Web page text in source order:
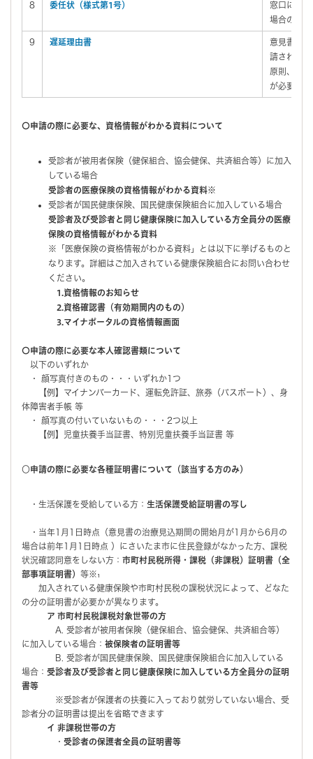
8 委任状（様式第1号）
窓口にお
場合のみ
9 遅延理由書
意見書の
請される
原則、本
が必要と
〇申請の際に必要な、資格情報がわかる資料について
受診者が被用者保険（健保組合、協会健保、共済組合等）に加入
している場合
受診者の医療保険の資格情報がわかる資料※
受診者が国民健康保険、国民健康保険組合に加入している場合
受診者及び受診者と同じ健康保険に加入している方全員分の医療
保険の資格情報がわかる資料
※「医療保険の資格情報がわかる資料」とは以下に挙げるものと
なります。詳細はご加入されている健康保険組合にお問い合わせ
ください。
1.資格情報のお知らせ
2.資格確認書（有効期間内のもの）
3.マイナポータルの資格情報画面
〇申請の際に必要な本人確認書類について
以下のいずれか
・ 顔写真付きのもの・・・いずれか1つ
【例】マイナンバーカード、運転免許証、旅券（パスポート）、身
体障害者手帳 等
・ 顔写真の付いていないもの・・・2つ以上
【例】児童扶養手当証書、特別児童扶養手当証書 等
〇申請の際に必要な各種証明書について（該当する方のみ）
・生活保護を受給している方： 生活保護受給証明書の写し
・当年1月1日時点（意見書の治療見込期間の開始月が1月から6月の
場合は前年1月1日時点 ）にさいたま市に住民登録がなかった方、課税
状況確認同意をしない方： 市町村民税所得・課税（非課税）証明書（全
部事項証明書） 等※₁
加入されている健康保険や市町村民税の課税状況によって、どなた
の分の証明書が必要かが異なります。
ア 市町村民税課税対象世帯の方
A. 受診者が被用者保険（健保組合、協会健保、共済組合等）
に加入している場合： 被保険者の証明書等
B. 受診者が国民健康保険、国民健康保険組合に加入している
場合： 受診者及び受診者と同じ健康保険に加入している方全員分の証明
書等
※受診者が保護者の扶養に入っており就労していない場合、受
診者分の証明書は提出を省略できます
イ 非課税世帯の方
・ 受診者の保護者全員の証明書等